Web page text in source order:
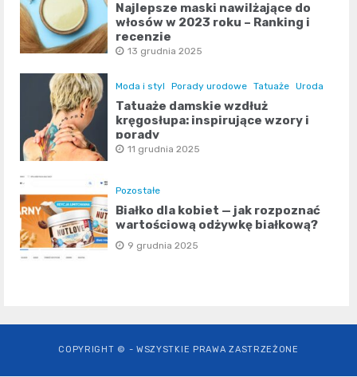
Najlepsze maski nawilżające do
włosów w 2023 roku – Ranking i
recenzje
13 grudnia 2025
Moda i styl Porady urodowe Tatuaże Uroda
Tatuaże damskie wzdłuż
kręgosłupa: inspirujące wzory i
porady
11 grudnia 2025
Pozostałe
Białko dla kobiet — jak rozpoznać
wartościową odżywkę białkową?
9 grudnia 2025
COPYRIGHT © - WSZYSTKIE PRAWA ZASTRZEŻONE